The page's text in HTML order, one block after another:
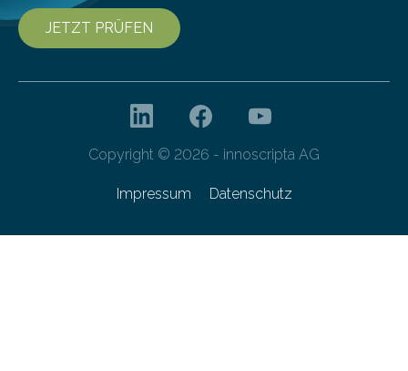
JETZT PRÜFEN
Copyright © 2026 - innoscripta AG
Impressum Datenschutz